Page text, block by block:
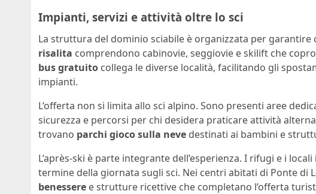
Impianti, servizi e attività oltre lo sci
La struttura del dominio sciabile è organizzata per
risalita comprendono cabinovie, seggiovie e skilift che
bus gratuito collega le diverse località, facilitando gli
impianti.
L’offerta non si limita allo sci alpino. Sono presenti aree
sicurezza e percorsi per chi desidera praticare attività
trovano parchi gioco sulla neve destinati ai bambini e
L’après-ski è parte integrante dell’esperienza. I rifugi e i
termine della giornata sugli sci. Nei centri abitati di Ponte di
benessere e strutture ricettive che completano l’offerta